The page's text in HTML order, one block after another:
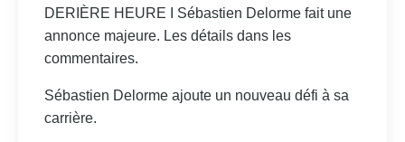
DERIÈRE HEURE I Sébastien Delorme fait une
annonce majeure. Les détails dans les
commentaires.
Sébastien Delorme ajoute un nouveau défi à sa
carrière.